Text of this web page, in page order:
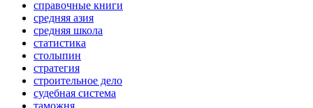
справочные книги
средняя азия
средняя школа
статистика
столыпин
стратегия
строительное дело
судебная система